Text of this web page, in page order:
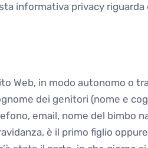
informativa privacy
Web, in modo autonomo o
dei genitori (nome e
email, nome del bimbo
è il primo figlio